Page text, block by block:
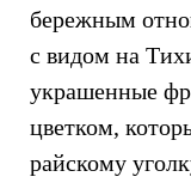
бережным
с видом на
украшенные
цветком,
райскому